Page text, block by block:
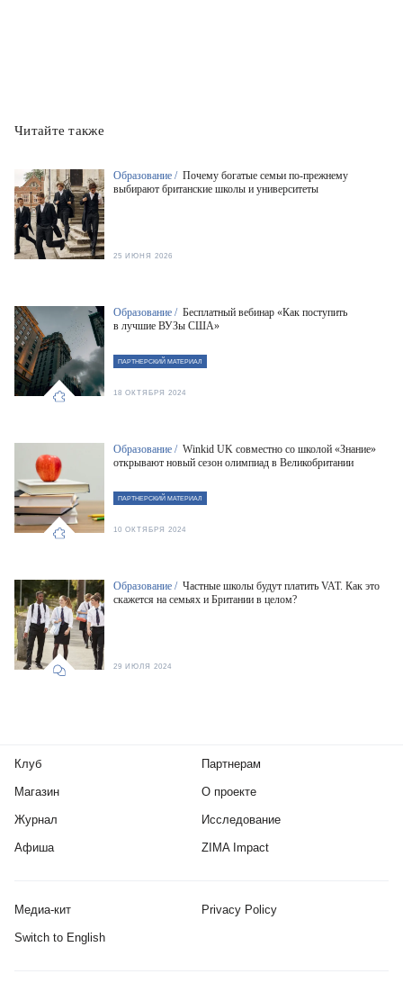
Читайте также
Образование / Почему богатые семьи по-прежнему
выбирают британские школы и университеты
25 ИЮНЯ 2026
Образование / Бесплатный вебинар «Как поступить
в лучшие ВУЗы США»
ПАРТНЕРСКИЙ МАТЕРИАЛ
18 ОКТЯБРЯ 2024
Образование / Winkid UK совместно со школой «Знание»
открывают новый сезон олимпиад в Великобритании
ПАРТНЕРСКИЙ МАТЕРИАЛ
10 ОКТЯБРЯ 2024
Образование / Частные школы будут платить VAT. Как это
скажется на семьях и Британии в целом?
29 ИЮЛЯ 2024
Клуб
Магазин
Журнал
Афиша
Партнерам
О проекте
Исследование
ZIMA Impact
Медиа-кит Privacy Policy
Switch to English